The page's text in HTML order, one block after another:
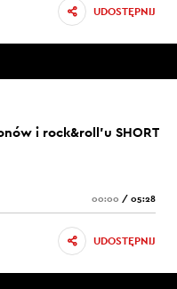
UDOSTĘPNIJ
i rock&roll’u SHORT
00:00 / 05:28
UDOSTĘPNIJ